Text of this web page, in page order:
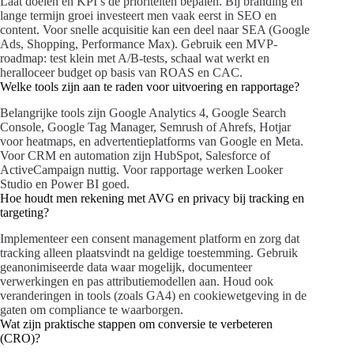
lange termijn groei investeert men vaak eerst in SEO en
content. Voor snelle acquisitie kan een deel naar SEA (Google
Ads, Shopping, Performance Max). Gebruik een MVP-
roadmap: test klein met A/B-tests, schaal wat werkt en
heralloceer budget op basis van ROAS en CAC.
Welke tools zijn aan te raden voor uitvoering en rapportage?
Belangrijke tools zijn Google Analytics 4, Google Search
Console, Google Tag Manager, Semrush of Ahrefs, Hotjar
voor heatmaps, en advertentieplatforms van Google en Meta.
Voor CRM en automation zijn HubSpot, Salesforce of
ActiveCampaign nuttig. Voor rapportage werken Looker
Studio en Power BI goed.
Hoe houdt men rekening met AVG en privacy bij tracking en
targeting?
Implementeer een consent management platform en zorg dat
tracking alleen plaatsvindt na geldige toestemming. Gebruik
geanonimiseerde data waar mogelijk, documenteer
verwerkingen en pas attributiemodellen aan. Houd ook
veranderingen in tools (zoals GA4) en cookiewetgeving in de
gaten om compliance te waarborgen.
Wat zijn praktische stappen om conversie te verbeteren
(CRO)?